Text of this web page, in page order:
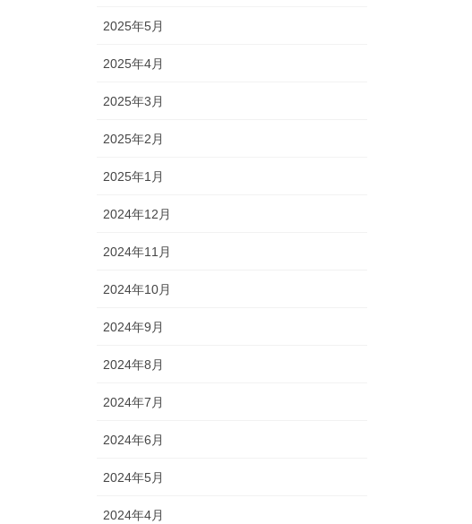
2025年5月
2025年4月
2025年3月
2025年2月
2025年1月
2024年12月
2024年11月
2024年10月
2024年9月
2024年8月
2024年7月
2024年6月
2024年5月
2024年4月